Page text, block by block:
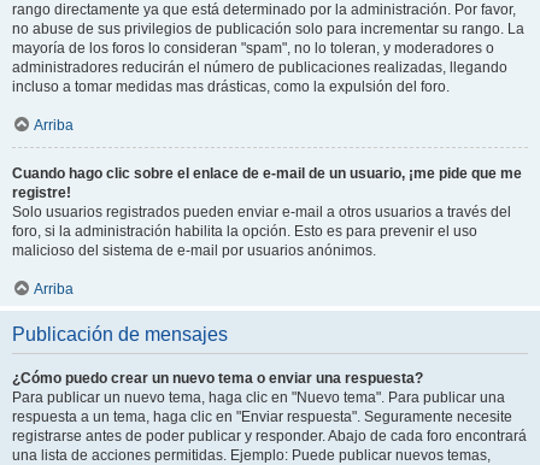
rango directamente ya que está determinado por la administración. Por favor,
no abuse de sus privilegios de publicación solo para incrementar su rango. La
mayoría de los foros lo consideran "spam", no lo toleran, y moderadores o
administradores reducirán el número de publicaciones realizadas, llegando
incluso a tomar medidas mas drásticas, como la expulsión del foro.
Arriba
Cuando hago clic sobre el enlace de e-mail de un usuario, ¡me pide que me
registre!
Solo usuarios registrados pueden enviar e-mail a otros usuarios a través del
foro, si la administración habilita la opción. Esto es para prevenir el uso
malicioso del sistema de e-mail por usuarios anónimos.
Arriba
Publicación de mensajes
¿Cómo puedo crear un nuevo tema o enviar una respuesta?
Para publicar un nuevo tema, haga clic en "Nuevo tema". Para publicar una
respuesta a un tema, haga clic en "Enviar respuesta". Seguramente necesite
registrarse antes de poder publicar y responder. Abajo de cada foro encontrará
una lista de acciones permitidas. Ejemplo: Puede publicar nuevos temas,